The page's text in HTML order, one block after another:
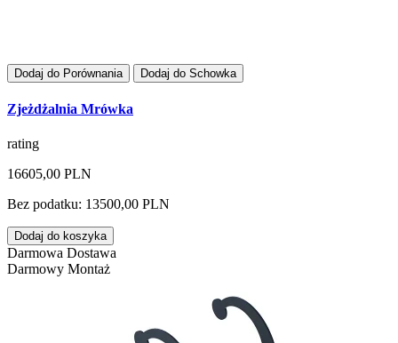
Dodaj do Porównania Dodaj do Schowka
Zjeżdżalnia Mrówka
rating
16605,00 PLN
Bez podatku: 13500,00 PLN
Dodaj do koszyka
Darmowa Dostawa
Darmowy Montaż